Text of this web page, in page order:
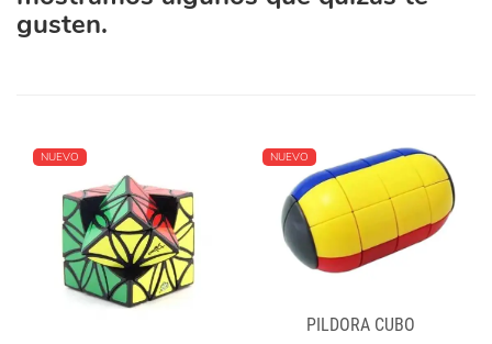
gusten.
NUEVO NUEVO
PILDORA CUBO